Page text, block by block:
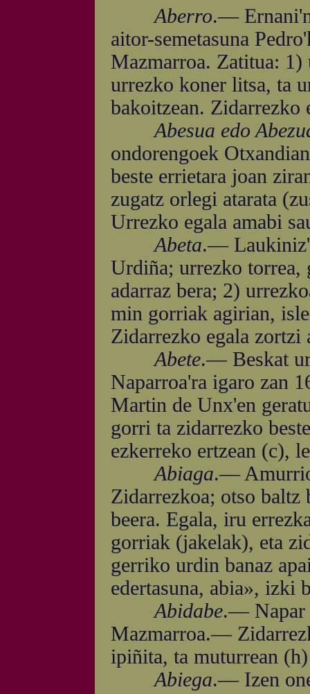
Aberro.—
aitor-semetasuna
Mazmarroa. Zatitua:
urrezko koner litsa, ta
bakoitzean.
Abesua edo
ondorengoek
beste errietara joan
zugatz orlegi atarata
Urrezko egala amabi
Abeta.—
Urdiña; urrezko torrea,
adarraz bera; 2)
min gorriak agirian,
Zidarrezko egala zortzi
Abete.— Beskat
Naparroa'ra igaro zan
Martin de Unx'en
gorri ta zidarrezko
ezkerreko ertzean (c),
Abiaga.—
Zidarrezkoa; otso
beera. Egala, iru
gorriak (jakelak), eta
gerriko urdin banaz
edertasuna, abia», izki
Abidabe.— Napar
Mazmarroa.—
ipiñita, ta muturrean
Abiega.— Izen